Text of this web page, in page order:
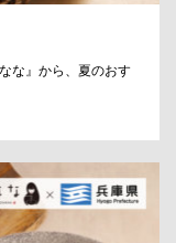
な』から、夏のおす